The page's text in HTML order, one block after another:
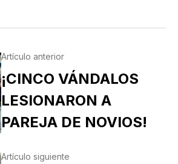
Artículo anterior
¡CINCO VÁNDALOS
LESIONARON A
PAREJA DE NOVIOS!
Artículo siguiente